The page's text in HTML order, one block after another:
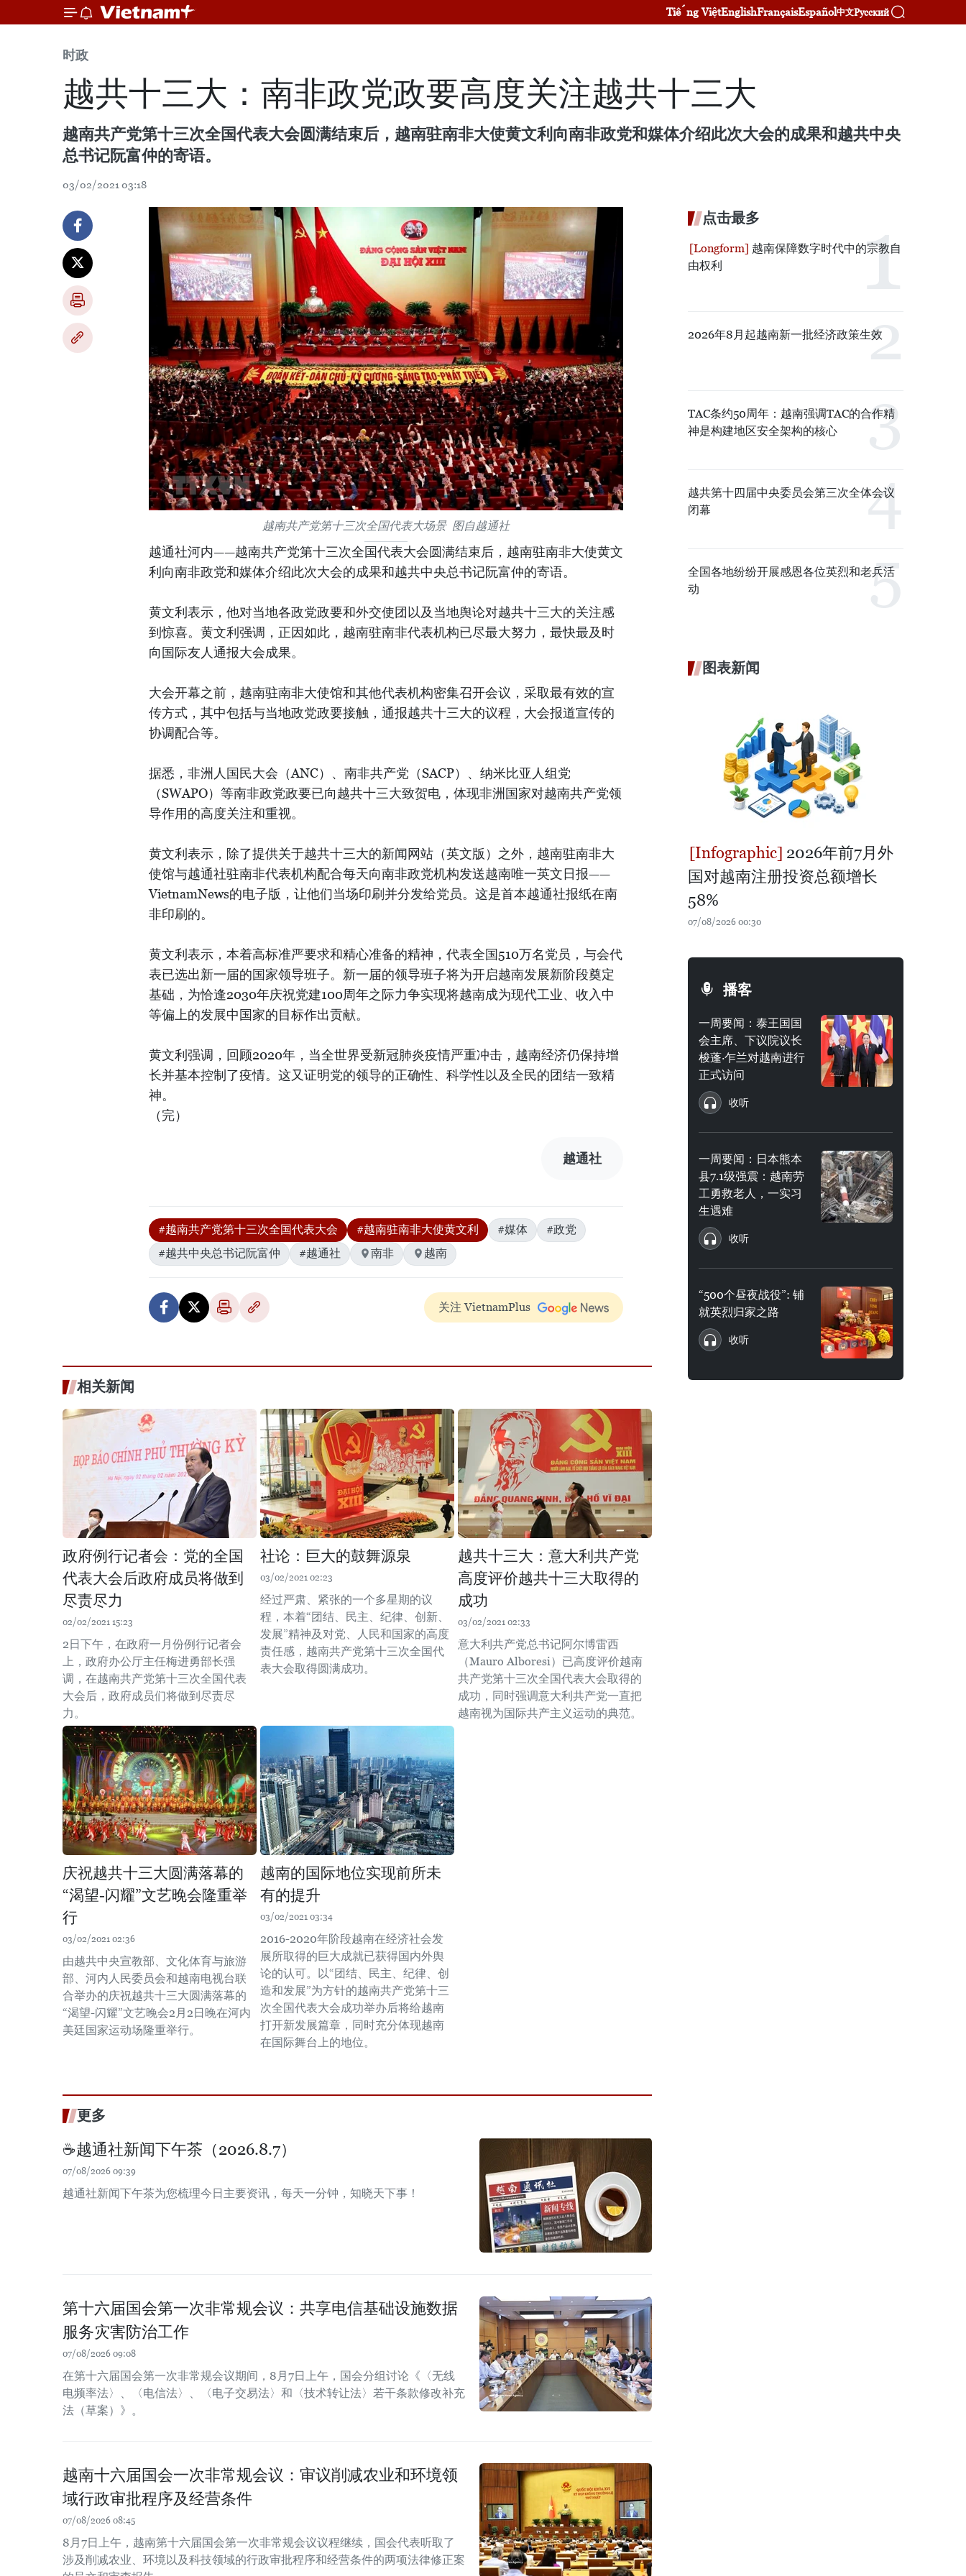
Tiếng ViệtEnglishFrançaisEspañol中文Русский
时政
越共十三大：南非政党政要高度关注越共十三大
越南共产党第十三次全国代表大会圆满结束后，越南驻南非大使黄文利向南非政党和媒体介绍此次大会的成果和越共中央
总书记阮富仲的寄语。
03/02/2021 03:18
越南共产党第十三次全国代表大场景 图自越通社
越通社河内——越南共产党第十三次全国代表大会圆满结束后，越南驻南非大使黄文
利向南非政党和媒体介绍此次大会的成果和越共中央总书记阮富仲的寄语。
黄文利表示，他对当地各政党政要和外交使团以及当地舆论对越共十三大的关注感
到惊喜。黄文利强调，正因如此，越南驻南非代表机构已尽最大努力，最快最及时
向国际友人通报大会成果。
大会开幕之前，越南驻南非大使馆和其他代表机构密集召开会议，采取最有效的宣
传方式，其中包括与当地政党政要接触，通报越共十三大的议程，大会报道宣传的
协调配合等。
据悉，非洲人国民大会（ANC）、南非共产党（SACP）、纳米比亚人组党
（SWAPO）等南非政党政要已向越共十三大致贺电，体现非洲国家对越南共产党领
导作用的高度关注和重视。
黄文利表示，除了提供关于越共十三大的新闻网站（英文版）之外，越南驻南非大
使馆与越通社驻南非代表机构配合每天向南非政党机构发送越南唯一英文日报——
VietnamNews的电子版，让他们当场印刷并分发给党员。这是首本越通社报纸在南
非印刷的。
黄文利表示，本着高标准严要求和精心准备的精神，代表全国510万名党员，与会代
表已选出新一届的国家领导班子。新一届的领导班子将为开启越南发展新阶段奠定
基础，为恰逢2030年庆祝党建100周年之际力争实现将越南成为现代工业、收入中
等偏上的发展中国家的目标作出贡献。
黄文利强调，回顾2020年，当全世界受新冠肺炎疫情严重冲击，越南经济仍保持增
长并基本控制了疫情。这又证明党的领导的正确性、科学性以及全民的团结一致精
神。
（完）
越通社
#越南共产党第十三次全国代表大会 #越南驻南非大使黄文利 #媒体
#政党
#越共中央总书记阮富仲
#越通社 南非 越南
关注 VietnamPlus
相关新闻
政府例行记者会：党的全国
代表大会后政府成员将做到
尽责尽力
02/02/2021 15:23
2日下午，在政府一月份例行记者会
上，政府办公厅主任梅进勇部长强
调，在越南共产党第十三次全国代表
大会后，政府成员们将做到尽责尽
力。
社论：巨大的鼓舞源泉
03/02/2021 02:23
经过严肃、紧张的一个多星期的议
程，本着“团结、民主、纪律、创新、
发展”精神及对党、人民和国家的高度
责任感，越南共产党第十三次全国代
表大会取得圆满成功。
越共十三大：意大利共产党
高度评价越共十三大取得的
成功
03/02/2021 02:33
意大利共产党总书记阿尔博雷西
（Mauro Alboresi）已高度评价越南
共产党第十三次全国代表大会取得的
成功，同时强调意大利共产党一直把
越南视为国际共产主义运动的典范。
庆祝越共十三大圆满落幕的
“渴望-闪耀”文艺晚会隆重举
行
03/02/2021 02:36
由越共中央宣教部、文化体育与旅游
部、河内人民委员会和越南电视台联
合举办的庆祝越共十三大圆满落幕的
“渴望-闪耀”文艺晚会2月2日晚在河内
美廷国家运动场隆重举行。
越南的国际地位实现前所未
有的提升
03/02/2021 03:34
2016-2020年阶段越南在经济社会发
展所取得的巨大成就已获得国内外舆
论的认可。以“团结、民主、纪律、创
造和发展”为方针的越南共产党第十三
次全国代表大会成功举办后将给越南
打开新发展篇章，同时充分体现越南
在国际舞台上的地位。
更多
☕️越通社新闻下午茶（2026.8.7）
07/08/2026 09:39
越通社新闻下午茶为您梳理今日主要资讯，每天一分钟，知晓天下事！
第十六届国会第一次非常规会议：共享电信基础设施数据
服务灾害防治工作
07/08/2026 09:08
在第十六届国会第一次非常规会议期间，8月7日上午，国会分组讨论《〈无线
电频率法〉、〈电信法〉、〈电子交易法〉和〈技术转让法〉若干条款修改补充
法（草案）》。
越南十六届国会一次非常规会议：审议削减农业和环境领
域行政审批程序及经营条件
07/08/2026 08:45
8月7日上午，越南第十六届国会第一次非常规会议议程继续，国会代表听取了
涉及削减农业、环境以及科技领域的行政审批程序和经营条件的两项法律修正案
点击最多
越南保障数字时代中的宗教自
由权利
2026年8月起越南新一批经济政策生效
TAC条约50周年：越南强调TAC的合作精
神是构建地区安全架构的核心
越共第十四届中央委员会第三次全体会议
闭幕
全国各地纷纷开展感恩各位英烈和老兵活
动
图表新闻
2026年前7月外
国对越南注册投资总额增长
58%
07/08/2026 00:30
播客
一周要闻：泰王国国
会主席、下议院议长
梭蓬·乍兰对越南进行
正式访问
收听
一周要闻：日本熊本
县7.1级强震：越南劳
工勇救老人，一实习
生遇难
收听
“500个昼夜战役”: 铺
就英烈归家之路
收听